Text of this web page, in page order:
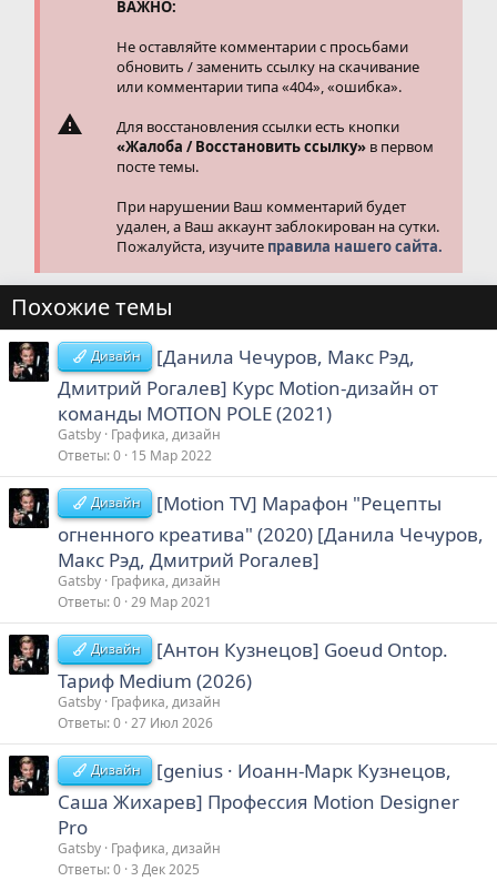
ВАЖНО:
Не оставляйте комментарии с просьбами
обновить / заменить ссылку на скачивание
или комментарии типа «404», «ошибка».
Для восстановления ссылки есть кнопки
«Жалоба / Восстановить ссылку» в первом
посте темы.
При нарушении Ваш комментарий будет
удален, а Ваш аккаунт заблокирован на сутки.
Пожалуйста, изучите правила нашего сайта.
Похожие темы
Дизайн
[Данила Чечуров, Макс Рэд,
Дмитрий Рогалев] Курс Motion-дизайн от
команды MOTION POLE (2021)
Gatsby Графика, дизайн
Ответы 0 15 Мар 2022
Дизайн
[Motion TV] Марафон "Рецепты
огненного креатива" (2020) [Данила Чечуров,
Макс Рэд, Дмитрий Рогалев]
Gatsby Графика, дизайн
Ответы 0 29 Мар 2021
Дизайн
[Антон Кузнецов] Goeud Оntop.
Тариф Medium (2026)
Gatsby Графика, дизайн
Ответы 0 27 Июл 2026
Дизайн
[genius · Иоанн-Марк Кузнецов,
Саша Жихарев] Профессия Motion Designer
Pro
Gatsby Графика, дизайн
Ответы 0 3 Дек 2025